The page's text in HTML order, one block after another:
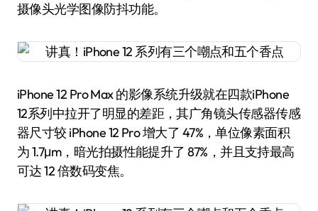
摄像头光学图像防抖功能。
iPhone 12 Pro Max 的影像系统升级就在四款iPhone
12系列中拉开了明显的差距，其广角镜头传感器传感
器尺寸较 iPhone 12 Pro 增大了 47%，单位像素面积
为 1.7μm，暗光拍摄性能提升了 87%，并且支持最高
可达 12 倍数码变焦。